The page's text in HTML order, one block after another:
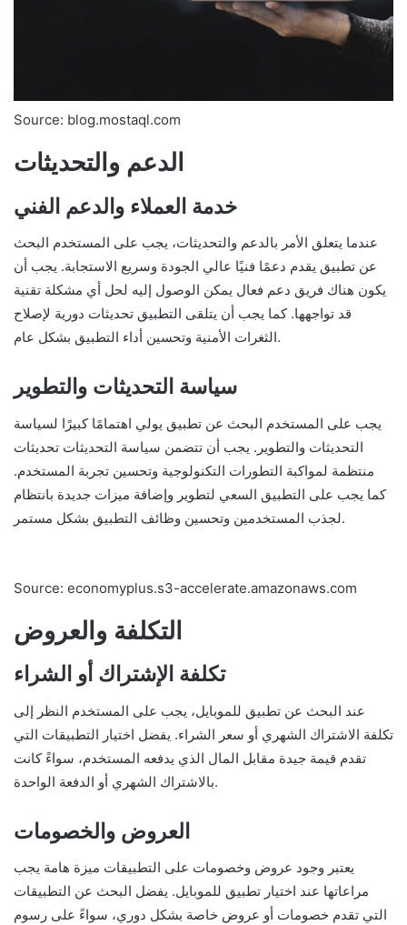
Source: blog.mostaql.com
الدعم والتحديثات
خدمة العملاء والدعم الفني
عندما يتعلق الأمر بالدعم والتحديثات، يجب على المستخدم البحث
عن تطبيق يقدم دعمًا فنيًا عالي الجودة وسريع الاستجابة. يجب أن
يكون هناك فريق دعم فعال يمكن الوصول إليه لحل أي مشكلة تقنية
قد تواجهها. كما يجب أن يتلقى التطبيق تحديثات دورية لإصلاح
الثغرات الأمنية وتحسين أداء التطبيق بشكل عام.
سياسة التحديثات والتطوير
يجب على المستخدم البحث عن تطبيق يولي اهتمامًا كبيرًا لسياسة
التحديثات والتطوير. يجب أن تتضمن سياسة التحديثات تحديثات
منتظمة لمواكبة التطورات التكنولوجية وتحسين تجربة المستخدم.
كما يجب على التطبيق السعي لتطوير وإضافة ميزات جديدة بانتظام
لجذب المستخدمين وتحسين وظائف التطبيق بشكل مستمر.
Source: economyplus.s3-accelerate.amazonaws.com
التكلفة والعروض
تكلفة الإشتراك أو الشراء
عند البحث عن تطبيق للموبايل، يجب على المستخدم النظر إلى
تكلفة الاشتراك الشهري أو سعر الشراء. يفضل اختيار التطبيقات التي
تقدم قيمة جيدة مقابل المال الذي يدفعه المستخدم، سواءً كانت
بالاشتراك الشهري أو الدفعة الواحدة.
العروض والخصومات
يعتبر وجود عروض وخصومات على التطبيقات ميزة هامة يجب
مراعاتها عند اختيار تطبيق للموبايل. يفضل البحث عن التطبيقات
التي تقدم خصومات أو عروض خاصة بشكل دوري، سواءً على رسوم